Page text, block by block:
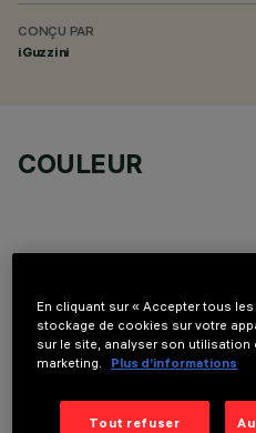
CONÇU PAR
iGuzzini
COULEUR
COMPOSANTS
En cliquant sur « Accepter tous
stockage de cookies sur votre
sur le site, analyser son
marketing.
Plus d’informations
Tout refuser